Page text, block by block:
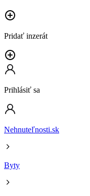
Pridať inzerát
Prihlásiť sa
Nehnuteľnosti.sk
Byty